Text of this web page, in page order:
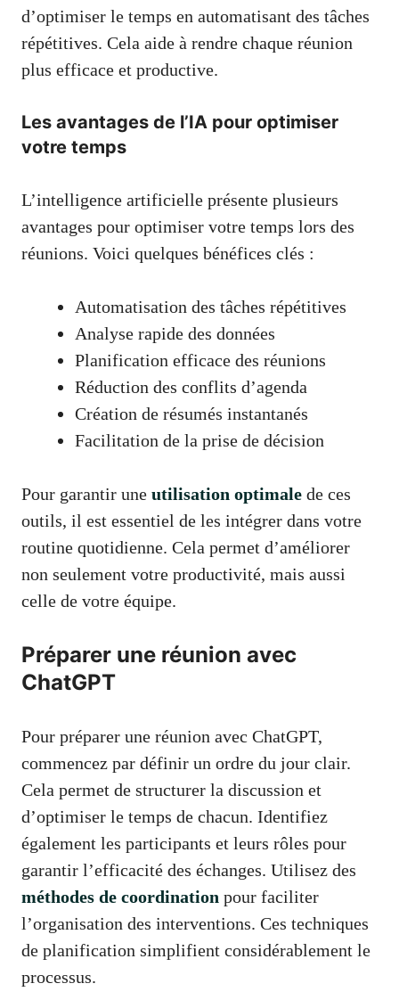
d’optimiser le temps en automatisant des tâches
répétitives. Cela aide à rendre chaque réunion
plus efficace et productive.
Les avantages de l’IA pour optimiser
votre temps
L’intelligence artificielle présente plusieurs
avantages pour optimiser votre temps lors des
réunions. Voici quelques bénéfices clés :
Automatisation des tâches répétitives
Analyse rapide des données
Planification efficace des réunions
Réduction des conflits d’agenda
Création de résumés instantanés
Facilitation de la prise de décision
Pour garantir une utilisation optimale de ces
outils, il est essentiel de les intégrer dans votre
routine quotidienne. Cela permet d’améliorer
non seulement votre productivité, mais aussi
celle de votre équipe.
Préparer une réunion avec
ChatGPT
Pour préparer une réunion avec ChatGPT,
commencez par définir un ordre du jour clair.
Cela permet de structurer la discussion et
d’optimiser le temps de chacun. Identifiez
également les participants et leurs rôles pour
garantir l’efficacité des échanges. Utilisez des
méthodes de coordination pour faciliter
l’organisation des interventions. Ces techniques
de planification simplifient considérablement le
processus.